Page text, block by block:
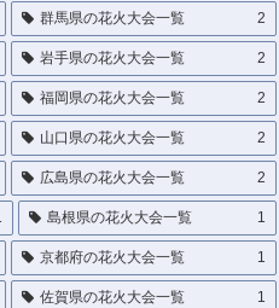
群馬県の花火大会一覧 2
岩手県の花火大会一覧 2
福岡県の花火大会一覧 2
山口県の花火大会一覧 2
広島県の花火大会一覧 2
島根県の花火大会一覧 1
京都府の花火大会一覧 1
佐賀県の花火大会一覧 1